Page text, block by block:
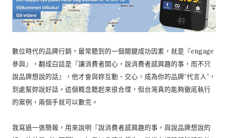
數位時代的品牌行銷，最常聽到的一個關鍵成功因素，就是『engage
參與』，翻成白話是『讓消費者開心，說消費者感興趣的事，而不只
說品牌想說的話』，他才會與妳互動、交心，成為你的品牌“代言人”，
到處幫妳說好話。這個概念聽起來很合理，但台灣真的能夠徹底執行
的案例，兩個手就可以數完。
我寫過一張簡報，用來說明『說消費者感興趣的事，與說品牌想說的